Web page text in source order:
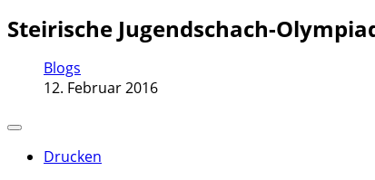
Steirische Jugendschach-
Blogs
12. Februar 2016
Drucken